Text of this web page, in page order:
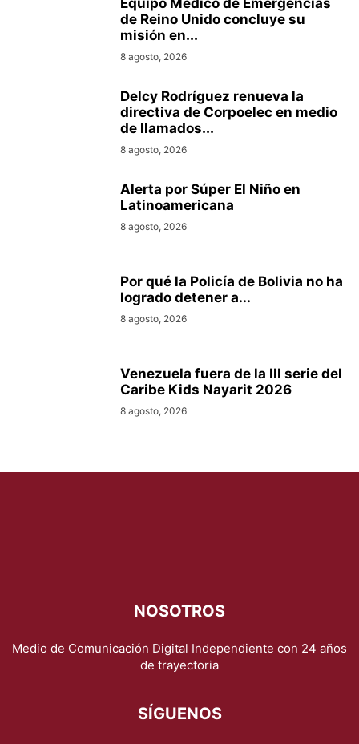
de Reino Unido concluye su
misión en...
8 agosto, 2026
Delcy Rodríguez renueva la
directiva de Corpoelec en medio
de llamados...
8 agosto, 2026
Alerta por Súper El Niño en
Latinoamericana
8 agosto, 2026
Por qué la Policía de Bolivia no ha
logrado detener a...
8 agosto, 2026
Venezuela fuera de la III serie del
Caribe Kids Nayarit 2026
8 agosto, 2026
NOSOTROS
Medio de Comunicación Digital Independiente con 24 años
de trayectoria
SÍGUENOS